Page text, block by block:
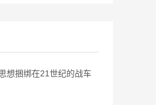
想捆绑在21世纪的战车